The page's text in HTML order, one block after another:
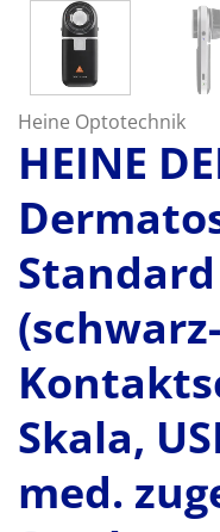
Heine Optotechnik
HEINE
Skala,
med.